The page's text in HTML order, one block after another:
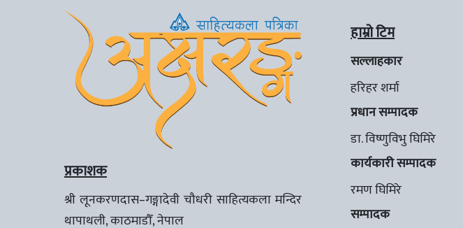
प्रकाशक
श्री लूनकरणदास–गङ्गादेवी चौधरी साहित्यकला मन्दिर
थापाथली, काठमाडौँ, नेपाल
हाम्रो टिम
सल्लाहकार
हरिहर शर्मा
प्रधान सम्पादक
डा. विष्णुविभु घिमिरे
कार्यकारी सम्पादक
रमण घिमिरे
सम्पादक